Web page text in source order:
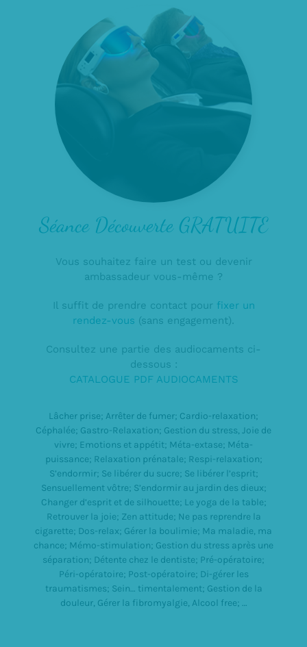
Séance Découverte GRATUITE
Vous souhaitez faire un test ou devenir
ambassadeur vous-même ?
Il suffit de prendre contact pour fixer un
rendez-vous (sans engagement).
Consultez une partie des audiocaments ci-
dessous :
CATALOGUE PDF AUDIOCAMENTS
Lâcher prise; Arrêter de fumer; Cardio-relaxation;
Céphalée; Gastro-Relaxation; Gestion du stress, Joie de
vivre; Emotions et appétit; Méta-extase; Méta-
puissance; Relaxation prénatale; Respi-relaxation;
S’endormir; Se libérer du sucre; Se libérer l’esprit;
Sensuellement vôtre; S’endormir au jardin des dieux;
Changer d’esprit et de silhouette; Le yoga de la table;
Retrouver la joie; Zen attitude; Ne pas reprendre la
cigarette; Dos-relax; Gérer la boulimie; Ma maladie, ma
chance; Mémo-stimulation; Gestion du stress après une
séparation; Détente chez le dentiste; Pré-opératoire;
Péri-opératoire; Post-opératoire; Di-gérer les
traumatismes; Sein… timentalement; Gestion de la
douleur, Gérer la fibromyalgie, Alcool free; …